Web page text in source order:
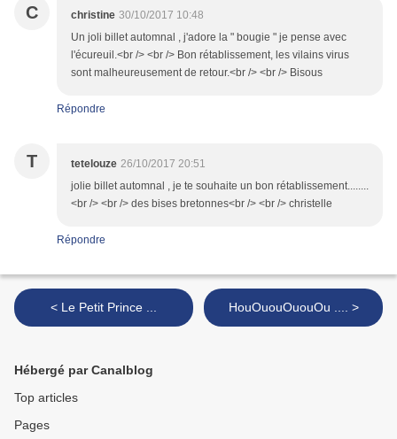
C christine 30/10/2017 10:48
Un joli billet automnal , j'adore la " bougie " je pense avec
l'écureuil.<br /> <br /> Bon rétablissement, les vilains virus
sont malheureusement de retour.<br /> <br /> Bisous
Répondre
T tetelouze 26/10/2017 20:51
jolie billet automnal , je te souhaite un bon rétablissement........
<br /> <br /> des bises bretonnes<br /> <br /> christelle
Répondre
< Le Petit Prince ... HouOuouOuouOu .... >
Hébergé par Canalblog
Top articles
Pages